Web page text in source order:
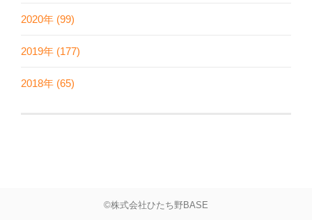
2020年 (99)
2019年 (177)
2018年 (65)
©株式会社ひたち野BASE